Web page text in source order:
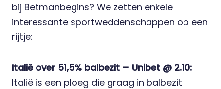
bij Betmanbegins? We zetten enkele
interessante sportweddenschappen op een
rijtje:
Italië over 51,5% balbezit – Unibet @ 2.10:
Italië is een ploeg die graag in balbezit